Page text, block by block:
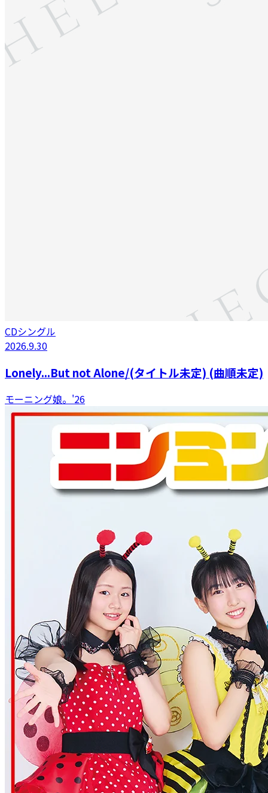
CDシングル
2026.9.30
Lonely...But not Alone/(タイトル未定) (曲順未定)
モーニング娘。'26